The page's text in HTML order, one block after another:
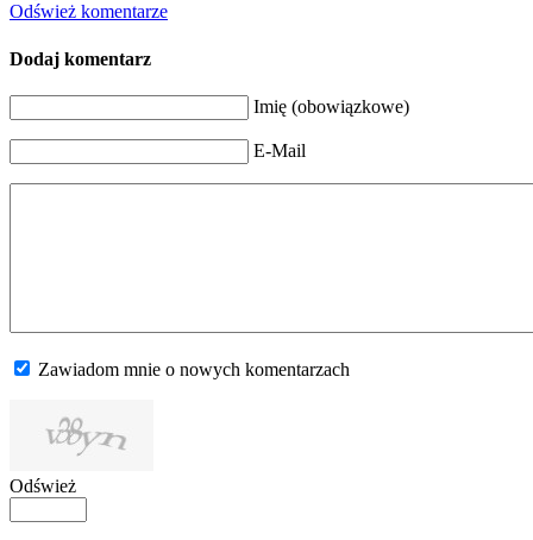
Odśwież komentarze
Dodaj komentarz
Imię (obowiązkowe)
E-Mail
Zawiadom mnie o nowych komentarzach
Odśwież